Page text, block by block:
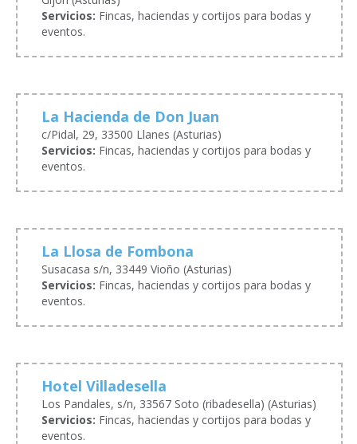
Servicios: Fincas, haciendas y cortijos para bodas y
eventos.
La Hacienda de Don Juan
c/Pidal, 29, 33500 Llanes (Asturias)
Servicios: Fincas, haciendas y cortijos para bodas y
eventos.
La Llosa de Fombona
Susacasa s/n, 33449 Vioño (Asturias)
Servicios: Fincas, haciendas y cortijos para bodas y
eventos.
Hotel Villadesella
Los Pandales, s/n, 33567 Soto (ribadesella) (Asturias)
Servicios: Fincas, haciendas y cortijos para bodas y
eventos.